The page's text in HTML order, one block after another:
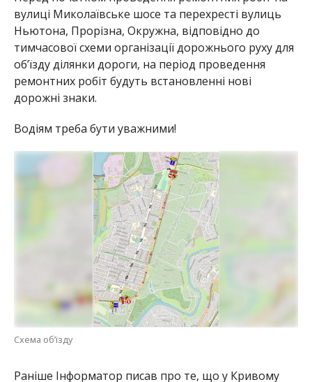
вулиці Миколаївське шосе та перехресті вулиць
Ньютона, Прорізна, Окружна, відповідно до
тимчасової схеми організації дорожнього руху для
об’їзду ділянки дороги, на період проведення
ремонтних робіт будуть встановленні нові
дорожні знаки.
Водіям треба бути уважними!
Схема об’їзду
Раніше Інформатор писав про те, що у Кривому